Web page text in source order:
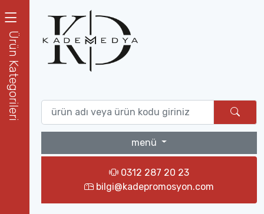
Ürün Kategorileri
menü
0312 287 20 23
bilgi@kadepromosyon.com